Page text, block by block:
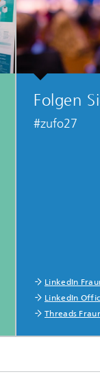
Folgen
#zufo27
LinkedIn
LinkedIn
Threads